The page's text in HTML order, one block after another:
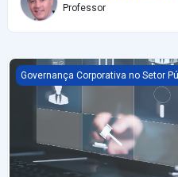
Professor
Encontros IBGP - Governança
Governança Corporativa no Setor